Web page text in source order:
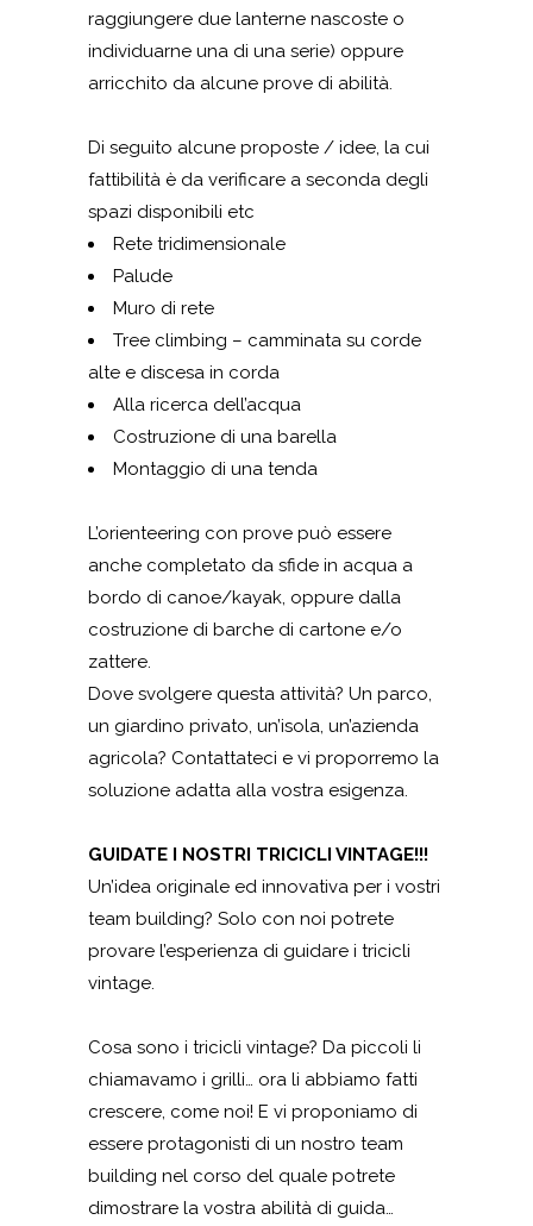
raggiungere due lanterne nascoste o
individuarne una di una serie) oppure
arricchito da alcune prove di abilità.
Di seguito alcune proposte / idee, la cui
fattibilità è da verificare a seconda degli
spazi disponibili etc
Rete tridimensionale
Palude
Muro di rete
Tree climbing – camminata su corde
alte e discesa in corda
Alla ricerca dell’acqua
Costruzione di una barella
Montaggio di una tenda
L’orienteering con prove può essere
anche completato da sfide in acqua a
bordo di canoe/kayak, oppure dalla
costruzione di barche di cartone e/o
zattere.
Dove svolgere questa attività? Un parco,
un giardino privato, un’isola, un’azienda
agricola? Contattateci e vi proporremo la
soluzione adatta alla vostra esigenza.
GUIDATE I NOSTRI TRICICLI VINTAGE!!!
Un’idea originale ed innovativa per i vostri
team building? Solo con noi potrete
provare l’esperienza di guidare i tricicli
vintage.
Cosa sono i tricicli vintage? Da piccoli li
chiamavamo i grilli… ora li abbiamo fatti
crescere, come noi! E vi proponiamo di
essere protagonisti di un nostro team
building nel corso del quale potrete
dimostrare la vostra abilità di guida…